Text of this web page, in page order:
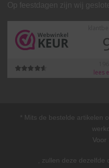
Op feestdagen zijn wij
* Mits de bestelde artikelen
Voor
, zullen deze dezelfde